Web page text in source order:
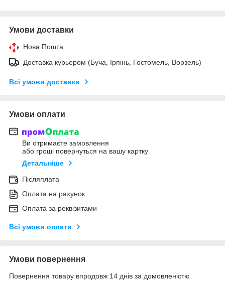
Умови доставки
Нова Пошта
Доставка курьером (Буча, Ірпінь, Гостомель, Ворзель)
Всі умови доставки
Умови оплати
Ви отримаєте замовлення
або гроші повернуться на вашу картку
Детальніше
Післяплата
Оплата на рахунок
Оплата за реквізитами
Всі умови оплати
Умови повернення
Повернення товару впродовж 14 днів за домовленістю